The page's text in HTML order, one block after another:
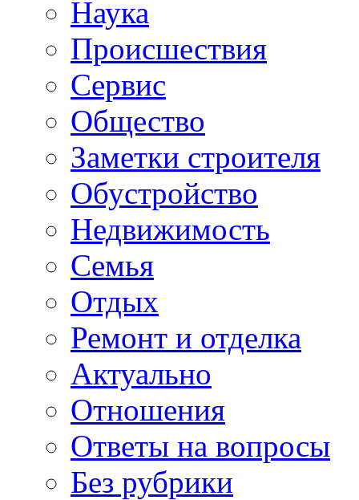
Наука
Происшествия
Сервис
Общество
Заметки строителя
Обустройство
Недвижимость
Семья
Отдых
Ремонт и отделка
Актуально
Отношения
Ответы на вопросы
Без рубрики